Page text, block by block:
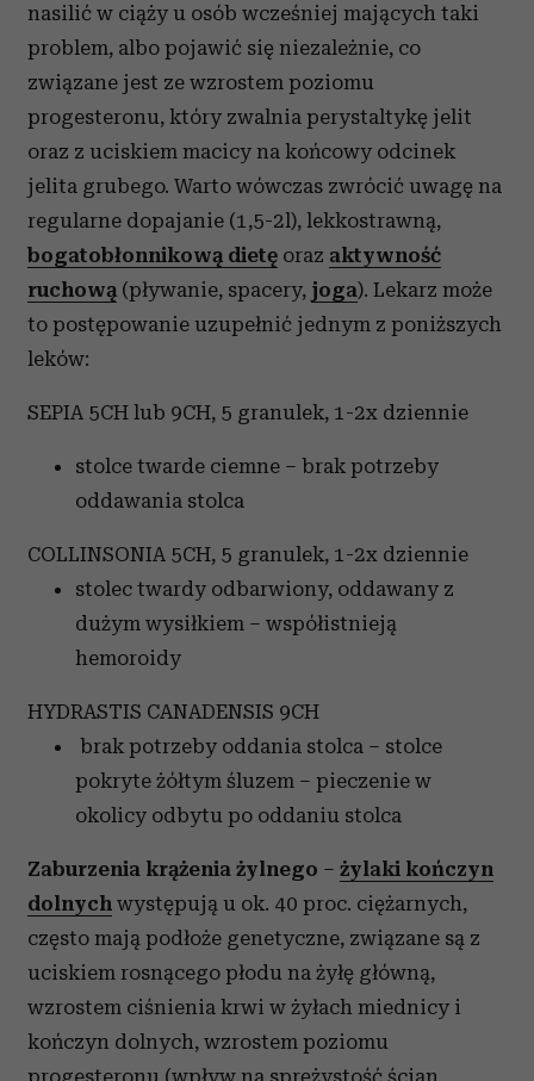
nasilić w ciąży u osób wcześniej mających taki
problem, albo pojawić się niezależnie, co
związane jest ze wzrostem poziomu
progesteronu, który zwalnia perystaltykę jelit
oraz z uciskiem macicy na końcowy odcinek
jelita grubego. Warto wówczas zwrócić uwagę na
regularne dopajanie (1,5-2l), lekkostrawną,
bogatobłonnikową dietę oraz aktywność
ruchową (pływanie, spacery, joga). Lekarz może
to postępowanie uzupełnić jednym z poniższych
leków:
SEPIA 5CH lub 9CH, 5 granulek, 1-2x dziennie
stolce twarde ciemne – brak potrzeby
oddawania stolca
COLLINSONIA 5CH, 5 granulek, 1-2x dziennie
stolec twardy odbarwiony, oddawany z
dużym wysiłkiem – współistnieją
hemoroidy
HYDRASTIS CANADENSIS 9CH
brak potrzeby oddania stolca – stolce
pokryte żółtym śluzem – pieczenie w
okolicy odbytu po oddaniu stolca
Zaburzenia krążenia żylnego – żylaki kończyn
dolnych występują u ok. 40 proc. ciężarnych,
często mają podłoże genetyczne, związane są z
uciskiem rosnącego płodu na żyłę główną,
wzrostem ciśnienia krwi w żyłach miednicy i
kończyn dolnych, wzrostem poziomu